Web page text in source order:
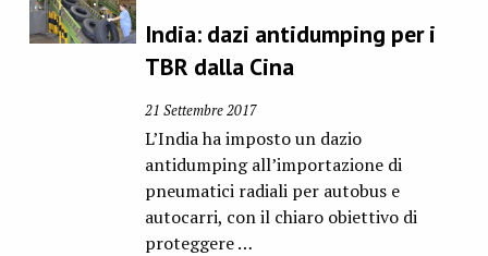
India: dazi antidumping per i
TBR dalla Cina
21 Settembre 2017
L’India ha imposto un dazio
antidumping all’importazione di
pneumatici radiali per autobus e
autocarri, con il chiaro obiettivo di
proteggere …